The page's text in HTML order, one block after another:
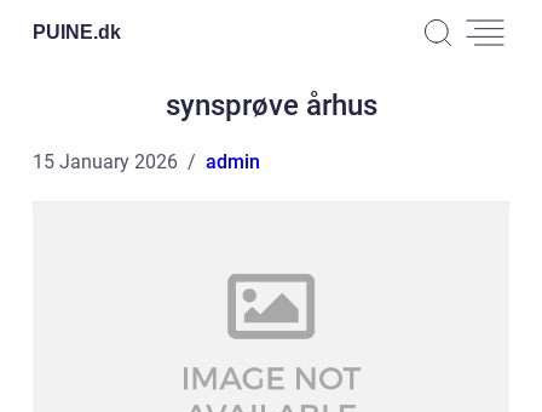
PUINE.dk
synsprøve århus
15 January 2026 admin